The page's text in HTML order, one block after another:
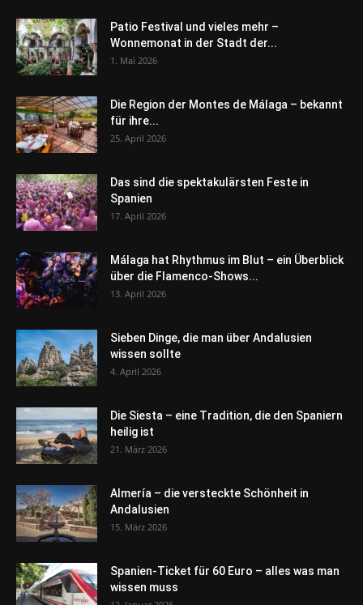
Patio Festival und vieles mehr –
Wonnemonat in der Stadt der...
1. Mai 2026
Die Region der Montes de Málaga – bekannt
für ihre...
25. April 2026
Das sind die spektakulärsten Feste in
Spanien
17. April 2026
Málaga hat Rhythmus im Blut – ein Überblick
über die Flamenco-Shows...
13. April 2026
Sieben Dinge, die man über Andalusien
wissen sollte
4. April 2026
Die Siesta – eine Tradition, die den Spaniern
heilig ist
21. März 2026
Almería – die versteckte Schönheit in
Andalusien
15. März 2026
Spanien-Ticket für 60 Euro – alles was man
wissen muss